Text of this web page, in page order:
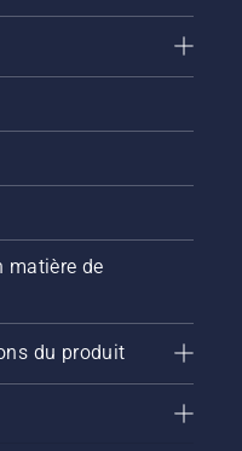
matière de
du produit